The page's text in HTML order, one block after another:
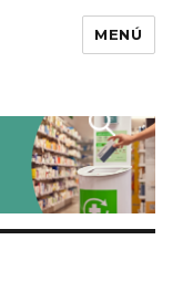
MENÚ
Buscar
por: